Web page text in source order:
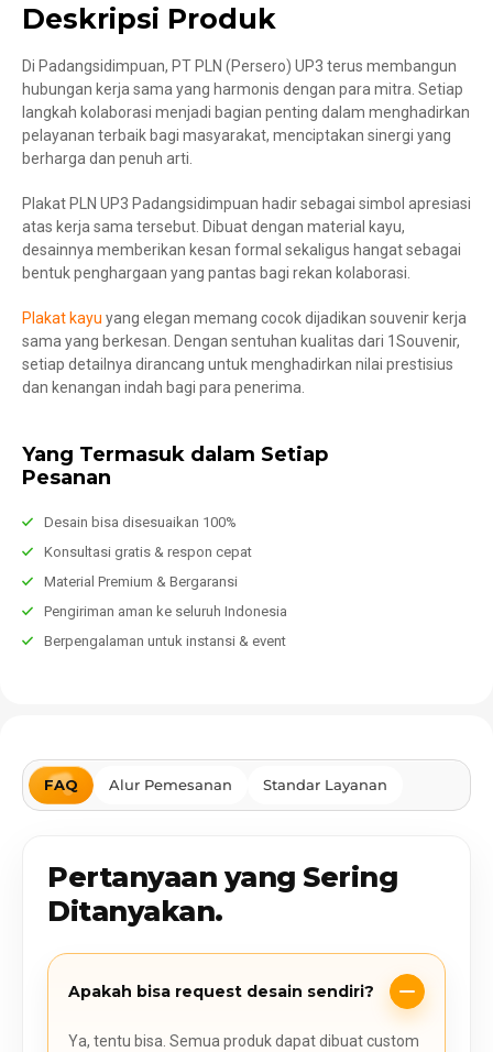
Deskripsi Produk
Di Padangsidimpuan, PT PLN (Persero) UP3 terus membangun
hubungan kerja sama yang harmonis dengan para mitra. Setiap
langkah kolaborasi menjadi bagian penting dalam menghadirkan
pelayanan terbaik bagi masyarakat, menciptakan sinergi yang
berharga dan penuh arti.
Plakat PLN UP3 Padangsidimpuan hadir sebagai simbol apresiasi
atas kerja sama tersebut. Dibuat dengan material kayu,
desainnya memberikan kesan formal sekaligus hangat sebagai
bentuk penghargaan yang pantas bagi rekan kolaborasi.
Plakat kayu yang elegan memang cocok dijadikan souvenir kerja
sama yang berkesan. Dengan sentuhan kualitas dari 1Souvenir,
setiap detailnya dirancang untuk menghadirkan nilai prestisius
dan kenangan indah bagi para penerima.
Yang Termasuk dalam Setiap
Pesanan
Desain bisa disesuaikan 100%
Konsultasi gratis & respon cepat
Material Premium & Bergaransi
Pengiriman aman ke seluruh Indonesia
Berpengalaman untuk instansi & event
FAQ Alur Pemesanan Standar Layanan
Pertanyaan yang Sering
Ditanyakan.
Apakah bisa request desain sendiri?
Ya, tentu bisa. Semua produk dapat dibuat custom